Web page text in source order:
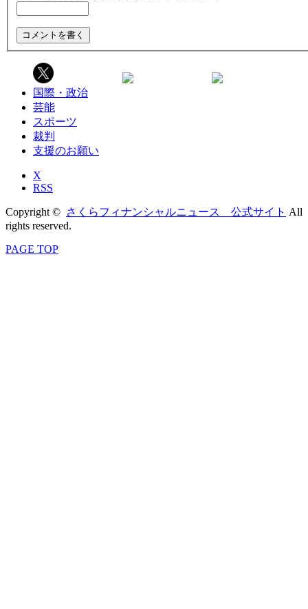
国際・政治
芸能
スポーツ
裁判
支援のお願い
X
RSS
Copyright © さくらフィナンシャルニュース 公式サイト All
rights reserved.
PAGE TOP